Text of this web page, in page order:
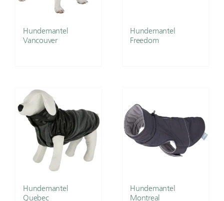
Hundemantel
Vancouver
Hundemantel
Freedom
Hundemantel
Quebec
Hundemantel
Montreal